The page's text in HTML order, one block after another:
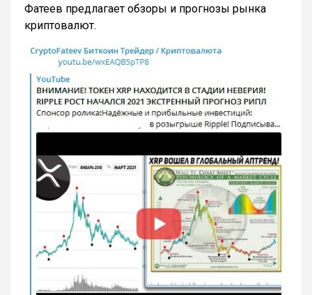
Фатеев предлагает обзоры и прогнозы рынка
криптовалют.